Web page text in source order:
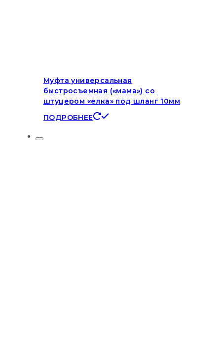
Муфта универсальная
быстросъемная («мама») со
штуцером «елка» под шланг 10мм
ПОДРОБНЕЕ